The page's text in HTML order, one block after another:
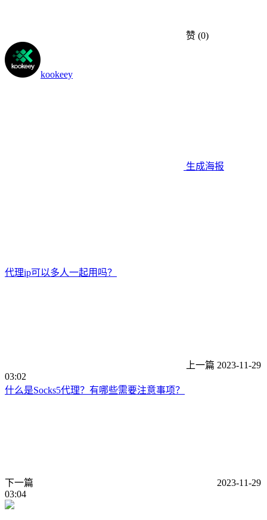
赞 (0)
kookeey
生成海报
代理ip可以多人一起用吗？
上一篇 2023-11-29
03:02
什么是Socks5代理？有哪些需要注意事项？
下一篇
2023-11-29
03:04